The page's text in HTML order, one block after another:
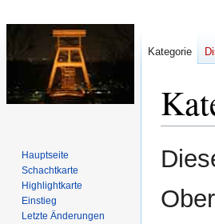
Zur
Navigation
Zur
Suche
Kategorie
Hauptseite
Schachtkarte
Highlightkarte
Einstieg
Letzte Änderungen